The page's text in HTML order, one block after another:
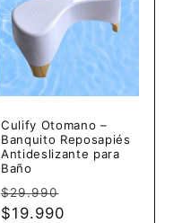
Culify Otomano –
Banquito Reposapiés
Antideslizante para
Baño
Precio
habitual
$29.990
$19.990